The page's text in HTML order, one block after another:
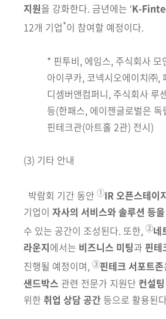
지원을 강화한다. 금년에는 ‘K-
12개 기업*이 참여할 예정이다.
* 핀투비, 에임스, 주식회사 모
아이쿠카, 코넥시오에이치㈜,
디셈버앤컴퍼니, 주식회사 루
등(한패스, 에이젠글로벌은 독
핀테크관(아트홀 2관) 전시)
(3) 기타 안내
박람회 기간 동안 ①IR 오픈스테이
기업이 자사의 서비스와솔루션 등
수 있는 공간이 조성된다. 또한, ②네
라운지에서는 비즈니스 미팅과 핀테
진행될 예정이며, ③핀테크 서포트존
샌드박스 관련 전문가 지원단 컨설팅
위한 취업 상담 공간 등으로 활용된